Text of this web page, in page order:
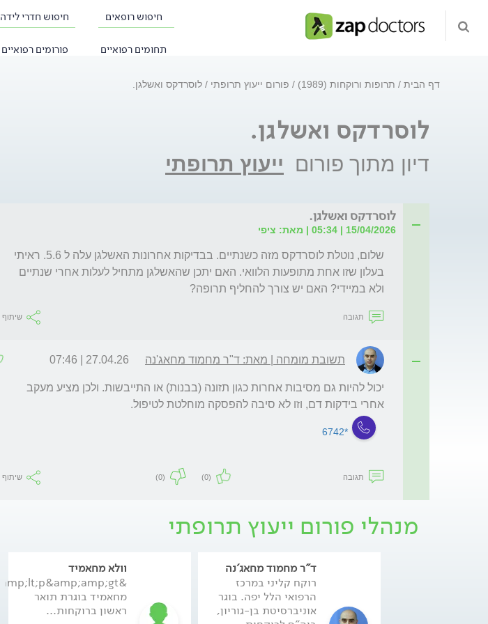
חיפוש רופאים חיפוש חדרי לידה
תחומים רפואיים פורומים רפואיים
דף הבית תרופות ורוקחות (1989) פורום ייעוץ תרופתי לוסרדקס ואשלגן.
לוסרדקס ואשלגן.
דיון מתוך פורום ייעוץ תרופתי
לוסרדקס ואשלגן.
15/04/2026 | 05:34 | מאת: ציפי
ולא במיידי? האם יש צורך להחליף תרופה?
תגובה שיתוף
תשובת מומחה | מאת: ד"ר מחמוד מחאג'נה 27.04.26 | 07:46
אחרי בידקות דם, וזו לא סיבה להפסקה מוחלטת לטיפול.
*6742
תגובה (0)
(0) שיתוף
מנהלי פורום ייעוץ תרופתי
וולא מחאמיד
מחאמיד בוגרת תואר
ראשון ברוקחות...
ד"ר מחמוד מחאג'נה
רוקח קליני במרכז
הרפואי הלל יפה. בוגר
אוניברסיטת בן-גוריון,